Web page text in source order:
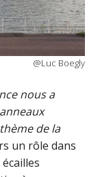
@Luc Boegly
nous a
de la
un rôle dans